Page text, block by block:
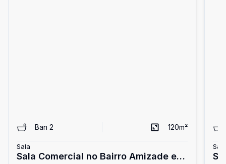
Ban 2 120m²
Sala
Sala Comercial no Bairro Amizade em
Sala